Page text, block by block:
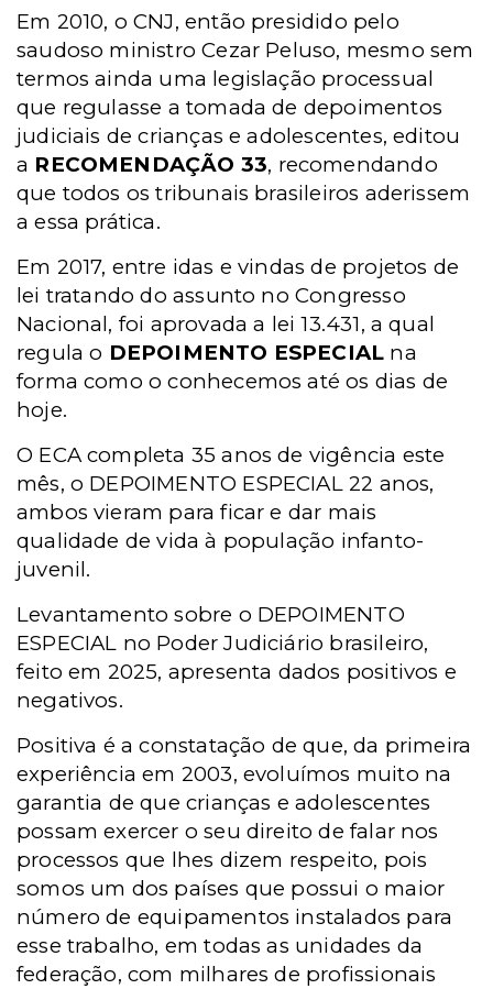
Em 2010, o CNJ, então presidido pelo
saudoso ministro Cezar Peluso, mesmo sem
termos ainda uma legislação processual
que regulasse a tomada de depoimentos
judiciais de crianças e adolescentes, editou
a RECOMENDAÇÃO 33, recomendando
que todos os tribunais brasileiros aderissem
a essa prática.
Em 2017, entre idas e vindas de projetos de
lei tratando do assunto no Congresso
Nacional, foi aprovada a lei 13.431, a qual
regula o DEPOIMENTO ESPECIAL na
forma como o conhecemos até os dias de
hoje.
O ECA completa 35 anos de vigência este
mês, o DEPOIMENTO ESPECIAL 22 anos,
ambos vieram para ficar e dar mais
qualidade de vida à população infanto-
juvenil.
Levantamento sobre o DEPOIMENTO
ESPECIAL no Poder Judiciário brasileiro,
feito em 2025, apresenta dados positivos e
negativos.
Positiva é a constatação de que, da primeira
experiência em 2003, evoluímos muito na
garantia de que crianças e adolescentes
possam exercer o seu direito de falar nos
processos que lhes dizem respeito, pois
somos um dos países que possui o maior
número de equipamentos instalados para
esse trabalho, em todas as unidades da
federação, com milhares de profissionais